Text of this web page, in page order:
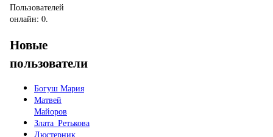
Пользователей
онлайн: 0.
Новые
пользователи
Богуш Мария
Матвей
Майоров
Злата_Ретькова
Люстерник